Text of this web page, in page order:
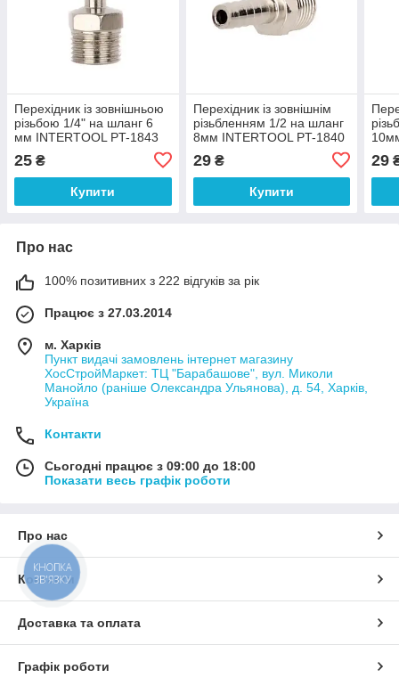
Перехідник із зовнішньою
різьбою 1/4" на шланг 6
мм INTERTOOL PT-1843
25 ₴
Купити
Перехідник із зовнішнім
різьбленням 1/2 на шланг
8мм INTERTOOL PT-1840
29₴
Купити
29
Про нас
100% позитивних з 222 відгуків за рік
Працює з 27.03.2014
м. Харків
Пункт видачі замовлень інтернет магазину
ХосСтройМаркет: ТЦ "Барабашове", вул. Миколи
Манойло (раніше Олександра Ульянова), д. 54, Харків,
Україна
Контакти
Сьогодні працює з 09:00 до 18:00
Показати весь графік роботи
Про нас
Контакти
Доставка та оплата
Графік роботи
КНОПКА
ЗВ'ЯЗКУ